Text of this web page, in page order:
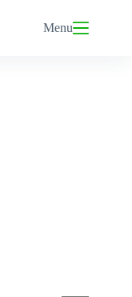
Menu